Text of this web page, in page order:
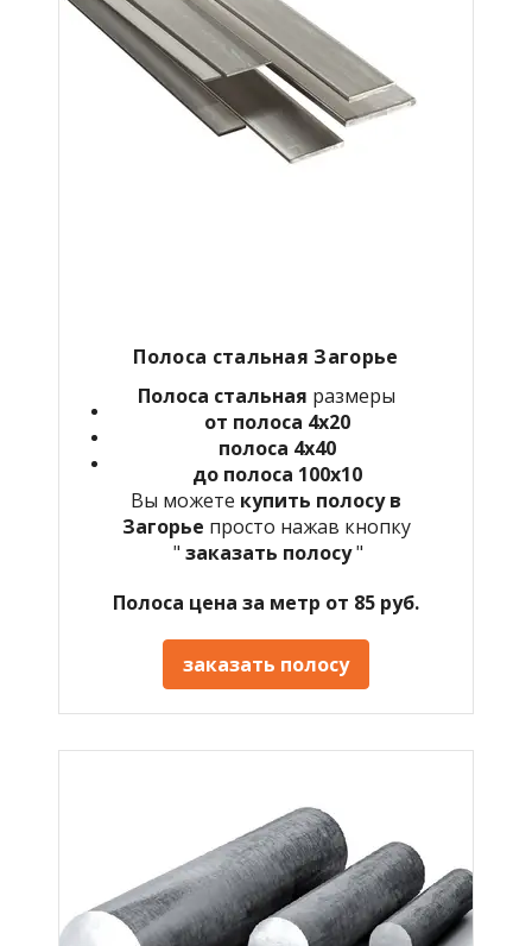
Полоса стальная Загорье
Полоса стальная размеры
от полоса 4х20
полоса 4х40
до полоса 100х10
Вы можете купить полосу в
Загорье просто нажав кнопку
" заказать полосу"
Полоса цена за метр от 85 руб.
заказать полосу